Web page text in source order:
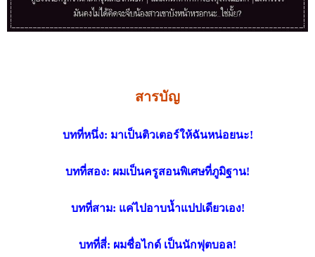
สารบัญ
บทที่หนึ่ง: มาเป็นติวเตอร์ให้ฉันหน่อยนะ!
บทที่สอง: ผมเป็นครูสอนพิเศษที่ภูมิฐาน!
บทที่สาม: แค่ไปอาบน้ำแปปเดียวเอง!
บทที่สี่: ผมชื่อไกด์ เป็นนักฟุตบอล!